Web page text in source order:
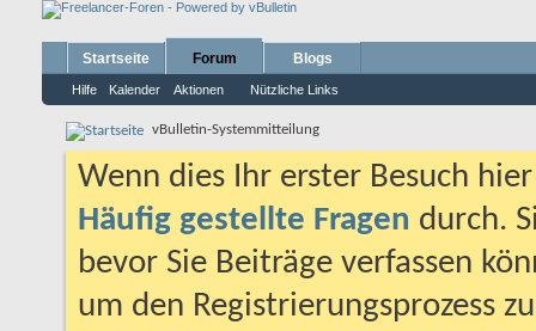
Startseite Forum
Hilfe Kalender Aktionen Nützliche Links
Blogs
vBulletin-Systemmitteilung
Wenn dies Ihr erster Besuch
Häufig gestellte Fragen durch.
bevor Sie Beiträge verfassen
um den Registrierungsprozess